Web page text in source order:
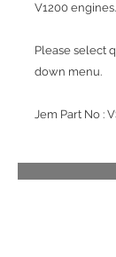
V1200 engines.
Please select
down menu.
Jem Part No :